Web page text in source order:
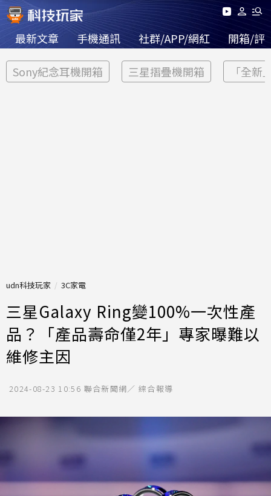
最新文章 手機通訊 社群/APP/網紅 開箱/評
Sony紀念耳機開箱 三星摺疊機開箱 「全新
udn科技玩家 3C家電
三星Galaxy Ring變100%一次性產
品？「產品壽命僅2年」專家曝難以
維修主因
2024-08-23 10:56 聯合新聞網／ 綜合報導